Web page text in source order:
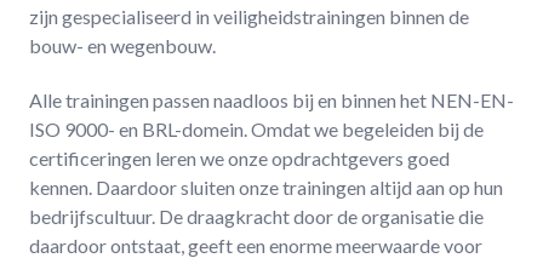
zijn gespecialiseerd in veiligheidstrainingen binnen de
bouw- en wegenbouw.
Alle trainingen passen naadloos bij en binnen het NEN-EN-
ISO 9000- en BRL-domein. Omdat we begeleiden bij de
certificeringen leren we onze opdrachtgevers goed
kennen. Daardoor sluiten onze trainingen altijd aan op hun
bedrijfscultuur. De draagkracht door de organisatie die
daardoor ontstaat, geeft een enorme meerwaarde voor